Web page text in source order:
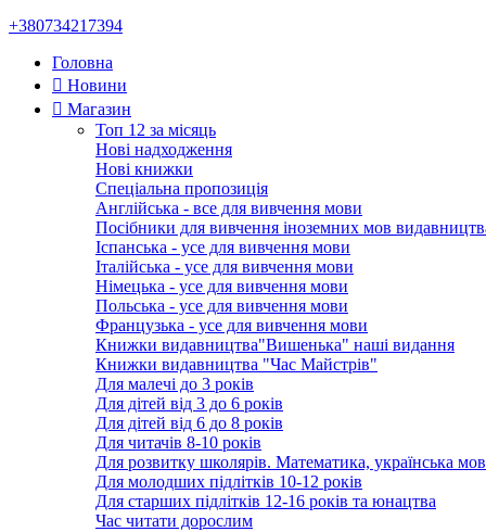
+380734217394
Головна
Новини
Магазин
Топ 12 за місяць
Нові надходження
Нові книжки
Спеціальна пропозиція
Англійська - все для вивчення мови
Посібники для вивчення іноземних мов
Іспанська - усе для вивчення мови
Італійська - усе для вивчення мови
Німецька - усе для вивчення мови
Польська - усе для вивчення мови
Французька - усе для вивчення мови
Книжки видавництва"Вишенька" наші видання
Книжки видавництва "Час Майстрів"
Для малечі до 3 років
Для дітей від 3 до 6 років
Для дітей від 6 до 8 років
Для читачів 8-10 років
Для розвитку школярів. Математика, українська
Для молодших підлітків 10-12 років
Для старших підлітків 12-16 років та юнацтва
Час читати дорослим